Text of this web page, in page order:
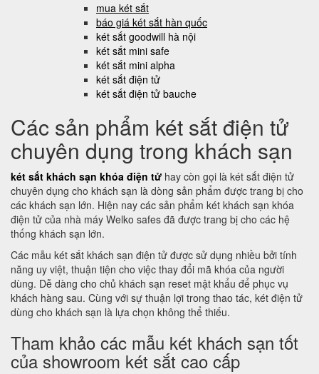
mua két sắt
báo giá két sắt hàn quốc
két sắt goodwill hà nội
két sắt mini safe
két sắt mini alpha
két sắt điện tử
két sắt điện tử bauche
Các sản phẩm két sắt điện tử
chuyên dụng trong khách sạn
két sắt khách sạn khóa điện tử hay còn gọi là két sắt điện tử
chuyên dụng cho khách sạn là dòng sản phẩm được trang bị cho
các khách sạn lớn. Hiện nay các sản phẩm két khách sạn khóa
điện tử của nhà máy Welko safes đã được trang bị cho các hệ
thống khách sạn lớn.
Các mẫu két sắt khách sạn điện tử được sử dụng nhiều bởi tính
năng uy việt, thuận tiện cho việc thay đổi mã khóa của người
dùng. Dễ dàng cho chủ khách sạn reset mật khẩu để phục vụ
khách hàng sau. Cùng với sự thuận lợi trong thao tác, két điện tử
dùng cho khách sạn là lựa chọn không thể thiếu.
Tham khảo các mẫu két khách sạn tốt
của showroom két sắt cao cấp